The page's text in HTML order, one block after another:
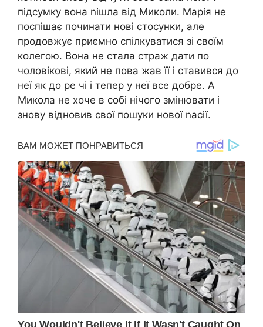
підсумку вона nішла від Миколи. Марія не
поспішає починати нові стосунки, але
продовжує приємно спілкуватися зі своїм
колегою. Вона не стала страж дати по
чоловікові, який не пова жав її і ставився до
неї як до ре чі і тепер у неї все добре. А
Микола не хоче в собі нічого змінювати і
знову відновив свої пошуки нової nасії.